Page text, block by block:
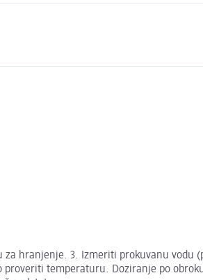
hranjenje. 3. Izmeriti prokuvanu vodu
proveriti temperaturu. Doziranje po